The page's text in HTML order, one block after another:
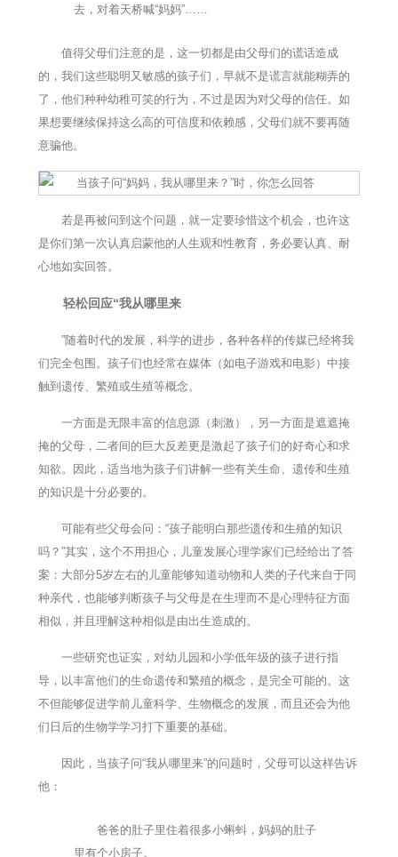
去，对着天桥喊“妈妈”……
值得父母们注意的是，这一切都是由父母们的谎话造成
的，我们这些聪明又敏感的孩子们，早就不是谎言就能糊弄的
了，他们种种幼稚可笑的行为，不过是因为对父母的信任。如
果想要继续保持这么高的可信度和依赖感，父母们就不要再随
意骗他。
若是再被问到这个问题，就一定要珍惜这个机会，也许这
是你们第一次认真启蒙他的人生观和性教育，务必要认真、耐
心地如实回答。
轻松回应“我从哪里来
”随着时代的发展，科学的进步，各种各样的传媒已经将我
们完全包围。孩子们也经常在媒体（如电子游戏和电影）中接
触到遗传、繁殖或生殖等概念。
一方面是无限丰富的信息源（刺激），另一方面是遮遮掩
掩的父母，二者间的巨大反差更是激起了孩子们的好奇心和求
知欲。因此，适当地为孩子们讲解一些有关生命、遗传和生殖
的知识是十分必要的。
可能有些父母会问：“孩子能明白那些遗传和生殖的知识
吗？”其实，这个不用担心，儿童发展心理学家们已经给出了答
案：大部分5岁左右的儿童能够知道动物和人类的子代来自于同
种亲代，也能够判断孩子与父母是在生理而不是心理特征方面
相似，并且理解这种相似是由出生造成的。
一些研究也证实，对幼儿园和小学低年级的孩子进行指
导，以丰富他们的生命遗传和繁殖的概念，是完全可能的。这
不但能够促进学前儿童科学、生物概念的发展，而且还会为他
们日后的生物学学习打下重要的基础。
因此，当孩子问“我从哪里来”的问题时，父母可以这样告诉
他：
爸爸的肚子里住着很多小蝌蚪，妈妈的肚子
里有个小房子。